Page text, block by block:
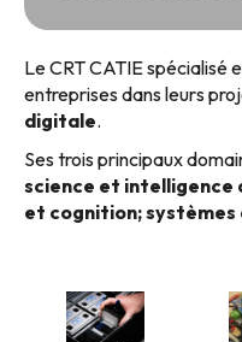
Le CRT CATIE spécialisé
entreprises dans leurs
digitale.
Ses trois principaux
science et intelligence
et cognition; systèmes